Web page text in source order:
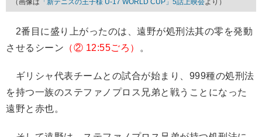
（画像は 「新テニスの王子様 U-17 WORLD CUP」5話上映会より）
2番目に盛り上がったのは、遠野が処刑法其の零を発動
させるシーン （② 12:55ごろ） 。
ギリシャ代表チームとの試合が始まり、999種の処刑法
を持つ一族のステファノプロス兄弟と戦うことになった
遠野と赤也。